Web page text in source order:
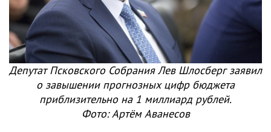
Депутат Псковского Собрания Лев Шлосберг заявил
о завышении прогнозных цифр бюджета
приблизительно на 1 миллиард рублей.
Фото: Артём Аванесов